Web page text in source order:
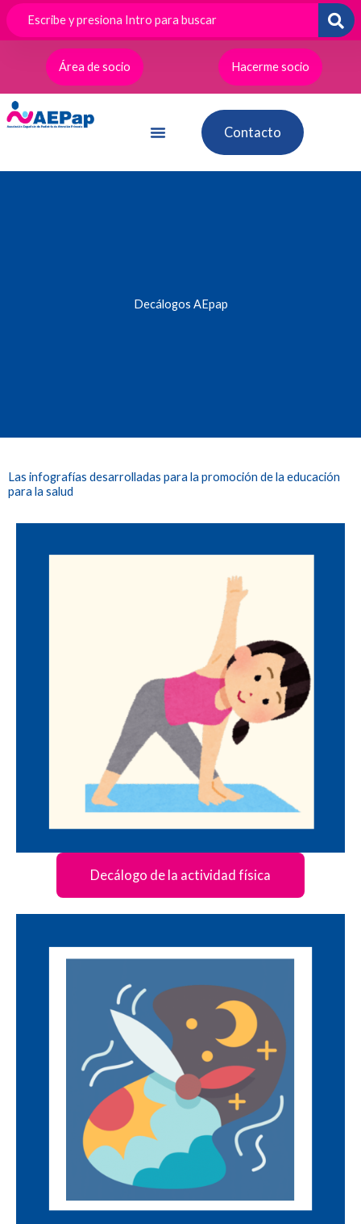
contenido
Área de socio
Hacerme socio
Contacto
Decálogos AEpap
Las infografías desarrolladas para la promoción de la educación
para la salud
Decálogo de la actividad física